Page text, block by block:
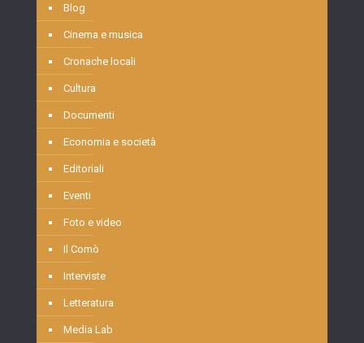
Blog
Cinema e musica
Cronache locali
Cultura
Documenti
Economia e società
Editoriali
Eventi
Foto e video
Il Comò
Interviste
Letteratura
Media Lab